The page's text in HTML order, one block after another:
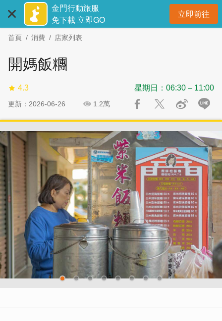
主
金門行動旅服
免下載 立即GO
立即前往開
首頁 消費 店家列表
開媽飯糰
4.3 星期日：06:30 – 11:00
更新：2026-06-26 1.2萬
社